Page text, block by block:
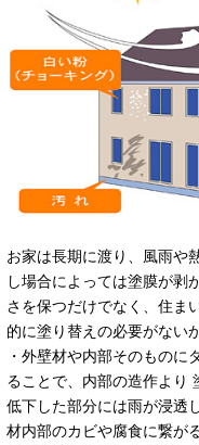
お家は長期に渡り、風雨や
し場合によっては塗膜が剥
さを保つだけでなく、住ま
的に塗り替えの必要がない
・外壁材や内部そのもの
ることで、内部の造作より
低下した部分には雨が浸透
材内部のカビや腐食に繋が